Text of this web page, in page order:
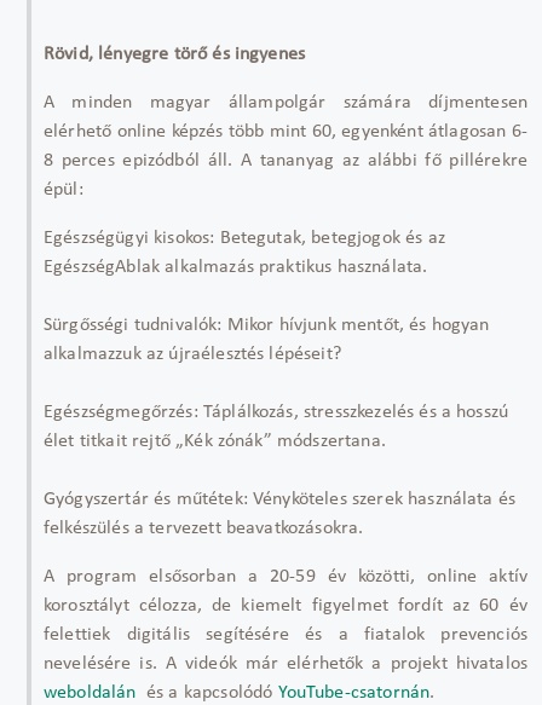
Rövid, lényegre törő és ingyenes
A minden magyar állampolgár számára díjmentesen
elérhető online képzés több mint 60, egyenként átlagosan 6-
8 perces epizódból áll. A tananyag az alábbi fő pillérekre
épül:
Egészségügyi kisokos: Betegutak, betegjogok és az
EgészségAblak alkalmazás praktikus használata.
Sürgősségi tudnivalók: Mikor hívjunk mentőt, és hogyan
alkalmazzuk az újraélesztés lépéseit?
Egészségmegőrzés: Táplálkozás, stresszkezelés és a hosszú
élet titkait rejtő „Kék zónák” módszertana.
Gyógyszertár és műtétek: Vényköteles szerek használata és
felkészülés a tervezett beavatkozásokra.
A program elsősorban a 20-59 év közötti, online aktív
korosztályt célozza, de kiemelt figyelmet fordít az 60 év
felettiek digitális segítésére és a fiatalok prevenciós
nevelésére is. A videók már elérhetők a projekt hivatalos
weboldalán és a kapcsolódó YouTube-csatornán.